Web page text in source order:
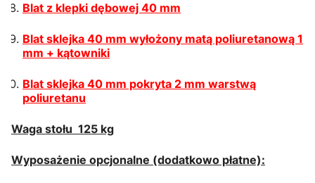
Blat z klepki dębowej 40 mm
Blat sklejka 40 mm wyłożony matą poliuretanową 1
mm + kątowniki
Blat sklejka 40 mm pokryta 2 mm warstwą
poliuretanu
Waga stołu 125 kg
Wyposażenie opcjonalne (dodatkowo płatne):